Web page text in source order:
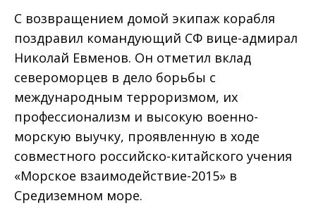
С возвращением домой экипаж корабля
поздравил командующий СФ вице-адмирал
Николай Евменов. Он отметил вклад
североморцев в дело борьбы с
международным терроризмом, их
профессионализм и высокую военно-
морскую выучку, проявленную в ходе
совместного российско-китайского учения
«Морское взаимодействие-2015» в
Средиземном море.